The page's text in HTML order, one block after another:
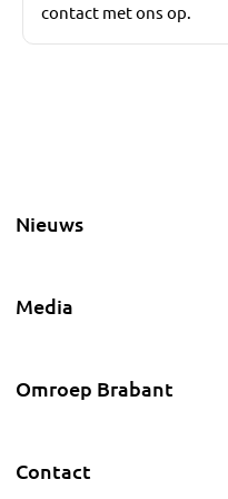
contact met ons op.
Nieuws
Media
Omroep Brabant
Contact